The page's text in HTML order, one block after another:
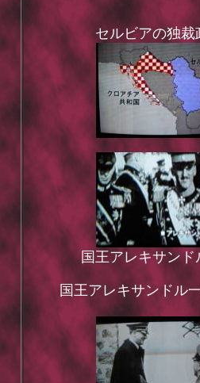
セルビアの独裁
国王アレキサンド
国王アレキサンドル